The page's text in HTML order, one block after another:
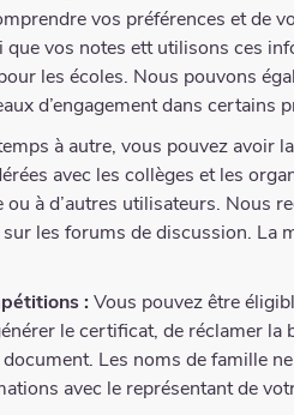
vos préférences et de
que vos notes ett utilisons ces
les écoles. Nous pouvons
d’engagement dans
à autre, vous pouvez avoir
avec les collèges et les
ou à d’autres utilisateurs. Nous
les forums de discussion. La
: Vous pouvez être
le certificat, de réclamer
Les noms de famille
avec le représentant de